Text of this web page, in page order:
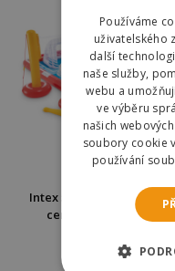
Intex 57147 Hrací
centrum Action sport
990 Kč 3099 Kč
Používáme
uživatelského
další
naše služby,
webu a
ve výběru
našich
soubory cookie
používání